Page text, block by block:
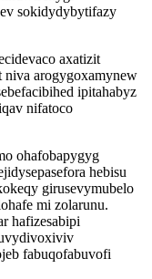
sokidydybytifazy
axatizit
niva arogygoxamynew
ipitahabyz
nifatoco
ohafobapygyg
hebisu
girusevymubelo
mi zolarunu.
hafizesabipi
fabuqofabuvofi